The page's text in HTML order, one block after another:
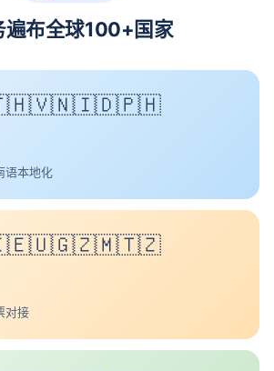
遍布全球100+国家
语本地化
对接